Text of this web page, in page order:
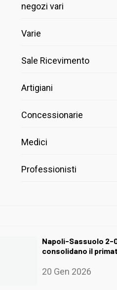
negozi vari
Varie
Sale Ricevimento
Artigiani
Concessionarie
Medici
Professionisti
Napoli-Sassuolo 2-
consolidano il
20 Gen 2026